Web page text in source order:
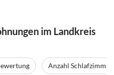
im Landkreis
Anzahl Schlafzimmer